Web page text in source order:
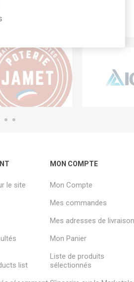
le site
list
MON COMPTE
Mon Compte
Mes commandes
Mes adresses de livraison
Mon Panier
Liste de produits
sélectionnés